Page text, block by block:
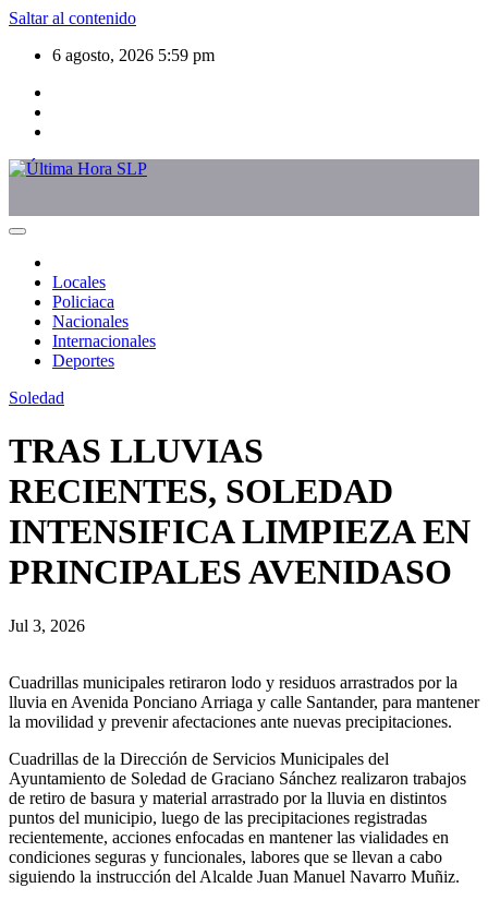
Saltar al contenido
6 agosto, 2026 5:59 pm
Locales
Policiaca
Nacionales
Internacionales
Deportes
Soledad
TRAS LLUVIAS
RECIENTES, SOLEDAD
INTENSIFICA LIMPIEZA EN
PRINCIPALES AVENIDASO
Jul 3, 2026
Cuadrillas municipales retiraron lodo y residuos arrastrados por la
lluvia en Avenida Ponciano Arriaga y calle Santander, para mantener
la movilidad y prevenir afectaciones ante nuevas precipitaciones.
Cuadrillas de la Dirección de Servicios Municipales del
Ayuntamiento de Soledad de Graciano Sánchez realizaron trabajos
de retiro de basura y material arrastrado por la lluvia en distintos
puntos del municipio, luego de las precipitaciones registradas
recientemente, acciones enfocadas en mantener las vialidades en
condiciones seguras y funcionales, labores que se llevan a cabo
siguiendo la instrucción del Alcalde Juan Manuel Navarro Muñiz.